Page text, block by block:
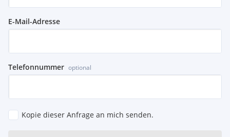
E-Mail-Adresse
Telefonnummer optional
Kopie dieser Anfrage an mich senden.